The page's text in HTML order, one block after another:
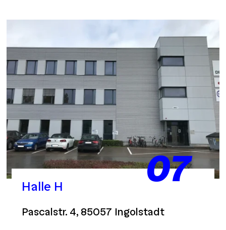
07
Halle H
Pascalstr. 4, 85057 Ingolstadt